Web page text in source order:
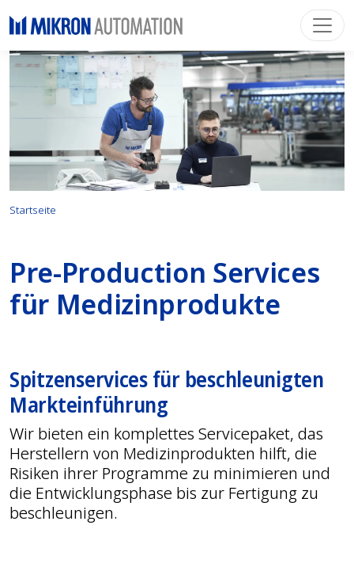
Startseite
Pre-Production Services
für Medizinprodukte
Spitzenservices für beschleunigten
Markteinführung
Wir bieten ein komplettes Servicepaket, das
Herstellern von Medizinprodukten hilft, die
Risiken ihrer Programme zu minimieren und
die Entwicklungsphase bis zur Fertigung zu
beschleunigen.